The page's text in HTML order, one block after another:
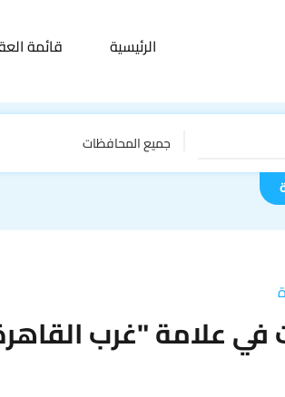
الرئيسية قائمة
جميع المحافظات
في علامة "غرب